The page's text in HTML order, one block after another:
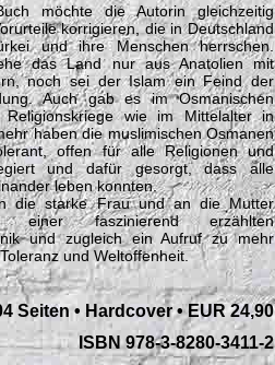
möchte die Autorin gleichzeitig
korrigieren, die in Deutschland
und ihre Menschen herrschen.
das Land nur aus Anatolien mit
noch sei der Islam ein Feind der
Auch gab es im Osmanischen
Religionskriege wie im Mittelalter in
haben die muslimischen Osmanen
offen für alle Religionen und
und dafür gesorgt, dass alle
leben konnten.
die starke Frau und an die Mutter
faszinierend erzählten
und zugleich ein Aufruf zu mehr
und Weltoffenheit.
Seiten • Hardcover • EUR 24,90
ISBN 978-3-8280-3411-2